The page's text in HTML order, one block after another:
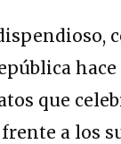
que
a los